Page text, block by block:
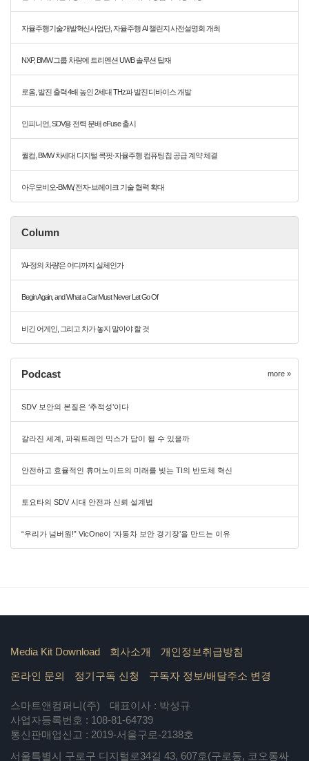
자율주행기술개발혁신사업단, 자율주행 AI 챌린지 사전설명회 개최
NXP, BMW 그룹 차량에 트리멘션 UWB 솔루션 탑재
로옴, 발진 출력 4배 높인 2세대 THz파 발진 디바이스 개발
인피니언, SDV용 전력 분배 eFuse 출시
퀄컴, BMW 차세대 디지털 콕핏·자율주행 컴퓨팅 칩 공급 계약 체결
아우모비오-BMW, 전자·브레이크 기술 협력 확대
Column
'AI-정의 차량'은 어디까지 실체인가
Begin Again, and What a Car Must Never Let Go Of
비긴 어게인, 그리고 차가 놓지 말아야 할 것
Podcast more »
SDV 보안의 본질은 ‘추적성’이다
갈라진 세계, 파워트레인 믹스가 답이 될 수 있을까
안전하고 효율적인 휴머노이드의 미래를 빚는 TI의 반도체 혁신
토요타의 SDV 시대 안전과 신뢰 설계법
“우리가 넘버원!” VicOne이 ‘자동차 보안 경기장’을 만드는 이유
Media Kit Download 회사소개 개인정보취급방침
온라인 문의 정기구독 신청 구독자 정보/배달주소 변경
스마트앤컴퍼니(주)
대표이사 : 박성규
사업자등록번호 : 108-81-64739
통신판매업신고 : 2019-서울구로-2138호
서울특별시 구로구 디지털로34길 43, 607호(구로동, 코오롱싸